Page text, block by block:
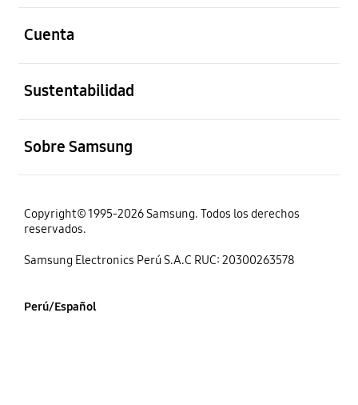
Cuenta
Sustentabilidad
Sobre Samsung
Copyright© 1995-2026 Samsung. Todos los derechos
reservados.
Samsung Electronics Perú S.A.C RUC: 20300263578
Perú/Español